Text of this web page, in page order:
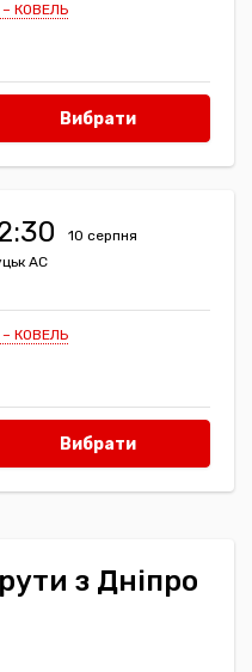
– КОВЕЛЬ
Вибрати
10 серпня
АС
– КОВЕЛЬ
Вибрати
з Дніпро